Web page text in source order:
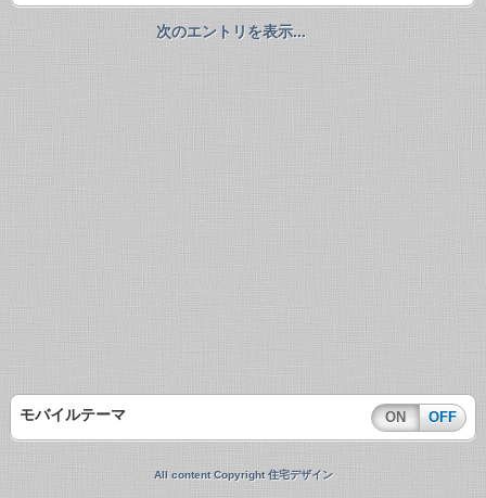
次のエントリを表示...
モバイルテーマ ON OFF
All content Copyright 住宅デザイン